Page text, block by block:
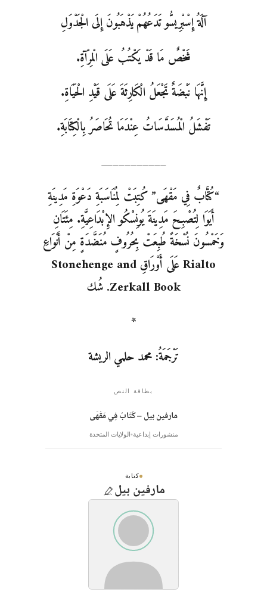
آلَةُ إِسْبْرِيسُّو تَدَعُهُمْ يَذْهَبُونَ إِلَى الْجَدْوَلِ
شَخْصٌ مَا قَدْ يَكْتُبُ عَلَى الْمِرْآةِ.
إِنَّهَا نَبْضَةٌ تَجْعَلُ الْكَارِثَةَ عَلَى قَيْدِ الْحَيَاةِ.
تَفْشَلُ الْمُسَدَّسَاتُ عِنْدَمَا تُحَاصَرُ بِالْكِتَابَةِ.
___________
“كُتَّابٌ فِي مَقْهَى” كُتِبَتْ لِمُنَاسَبَةِ دَعْوَةِ مَدِينَةِ
أَيَوَا لِتُصْبِحَ مَدِينَةَ يُونِسْكُو الإِبْدَاعِيَّةِ. مِئَتَانِ
وَخَمْسُونَ نُسْخَةً طُبِعَتْ بِحُرُوفٍ مُنَضَّدَةٍ مِنْ أَنْوَاعِ
Rialto عَلَى أَوْرَاقِ Stonehenge and
Zerkall Book. شُك
*
تَرْجَمَةُ: محمد حلمي الريشة
بطاقة النص
مارفين بيل – كُتّابٌ فِي مَقْهَى
منشورات إبداعية الولايات المتحدة
كتابة
مارفين بيل